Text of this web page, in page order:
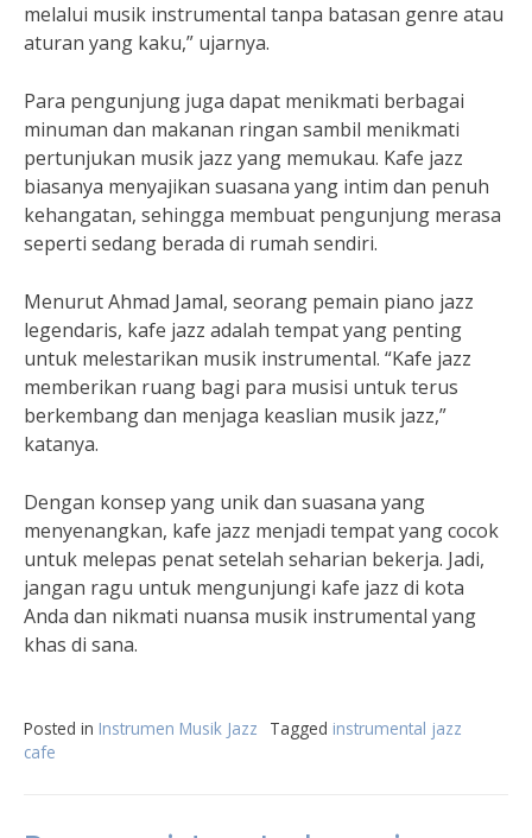
melalui musik instrumental tanpa batasan genre atau
aturan yang kaku,” ujarnya.
Para pengunjung juga dapat menikmati berbagai
minuman dan makanan ringan sambil menikmati
pertunjukan musik jazz yang memukau. Kafe jazz
biasanya menyajikan suasana yang intim dan penuh
kehangatan, sehingga membuat pengunjung merasa
seperti sedang berada di rumah sendiri.
Menurut Ahmad Jamal, seorang pemain piano jazz
legendaris, kafe jazz adalah tempat yang penting
untuk melestarikan musik instrumental. “Kafe jazz
memberikan ruang bagi para musisi untuk terus
berkembang dan menjaga keaslian musik jazz,”
katanya.
Dengan konsep yang unik dan suasana yang
menyenangkan, kafe jazz menjadi tempat yang cocok
untuk melepas penat setelah seharian bekerja. Jadi,
jangan ragu untuk mengunjungi kafe jazz di kota
Anda dan nikmati nuansa musik instrumental yang
khas di sana.
Posted in Instrumen Musik Jazz Tagged instrumental jazz
cafe